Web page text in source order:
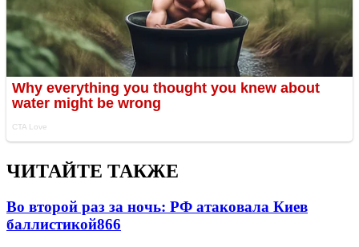
ЧИТАЙТЕ ТАКЖЕ
Во второй раз за ночь: РФ атаковала Киев
баллистикой866